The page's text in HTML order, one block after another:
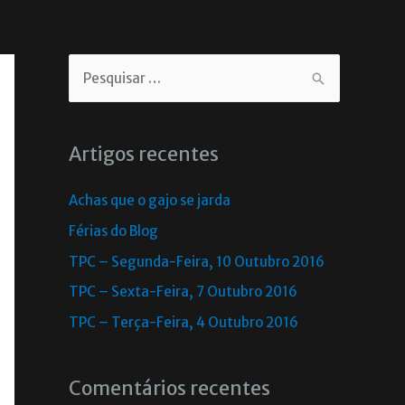
Artigos recentes
Achas que o gajo se jarda
Férias do Blog
TPC – Segunda-Feira, 10 Outubro 2016
TPC – Sexta-Feira, 7 Outubro 2016
TPC – Terça-Feira, 4 Outubro 2016
Comentários recentes